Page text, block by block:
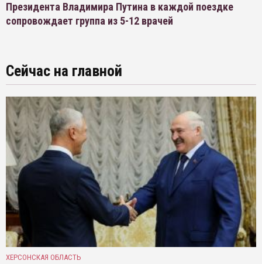
Президента Владимира Путина в каждой поездке
сопровождает группа из 5-12 врачей
Сейчас на главной
ХЕРСОНСКАЯ ОБЛАСТЬ